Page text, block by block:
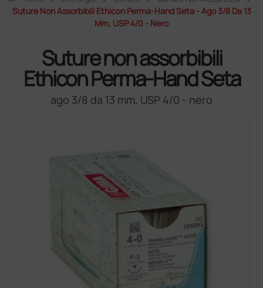
Suture Non Assorbibili Ethicon Perma-Hand Seta - Ago 3/8 Da 13
Mm, USP 4/0 - Nero
Suture non assorbibili
Ethicon Perma-Hand Seta
ago 3/8 da 13 mm, USP 4/0 - nero